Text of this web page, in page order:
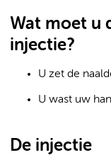
Wat moet u
injectie?
U zet de
U wast uw
De injectie